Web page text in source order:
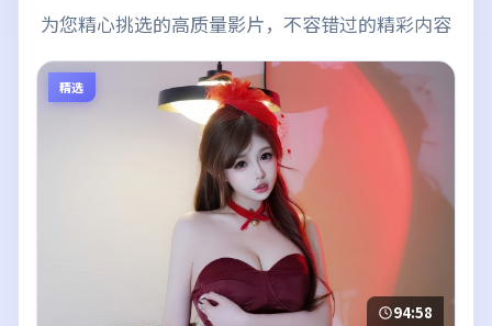
为您精心挑选的高质量影片，不容错过的精彩内容
精选
94:58